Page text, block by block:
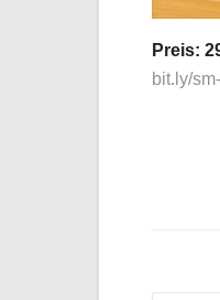
Preis:
bit.ly/